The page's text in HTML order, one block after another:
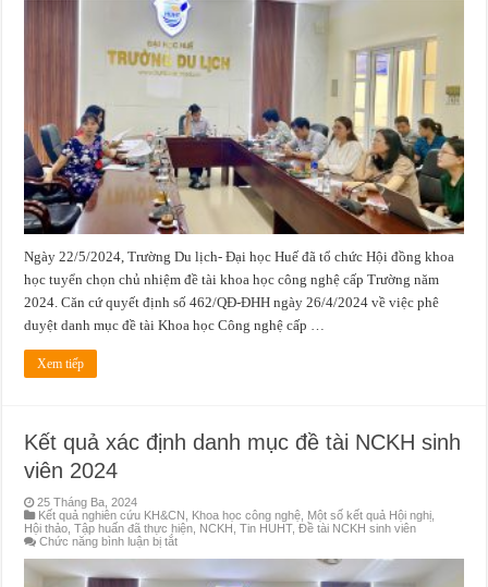
đồng
tuyển
chọn
chủ
nhiệm
đề
học
công
nghệ
Trường
Ngày 22/5/2024, Trường Du lịch- Đại học Huế đã tổ chức Hội đồng khoa
học tuyển chọn chủ nhiệm đề tài khoa học công nghệ cấp Trường năm
2024. Căn cứ quyết định số 462/QĐ-ĐHH ngày 26/4/2024 về việc phê
duyệt danh mục đề tài Khoa học Công nghệ cấp …
Xem tiếp
Kết quả xác định danh mục đề tài NCKH sinh
viên 2024
25 Tháng Ba, 2024
Kết quả nghiên cứu KH&CN
Khoa học công nghệ Một số kết quả Hội nghị,
Hội thảo, Tập huấn đã thực hiện NCKH ,Tin HUHT,Đề tài NCKH sinh viên
Chức năng bình luận bị tắtở
xác